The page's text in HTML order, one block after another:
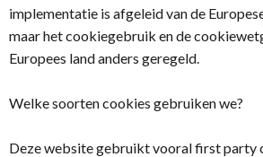
implementatie is afgeleid van de
maar het cookiegebruik en de
Europees land anders geregeld.
Welke soorten cookies gebruiken we?
Deze website gebruikt vooral first party